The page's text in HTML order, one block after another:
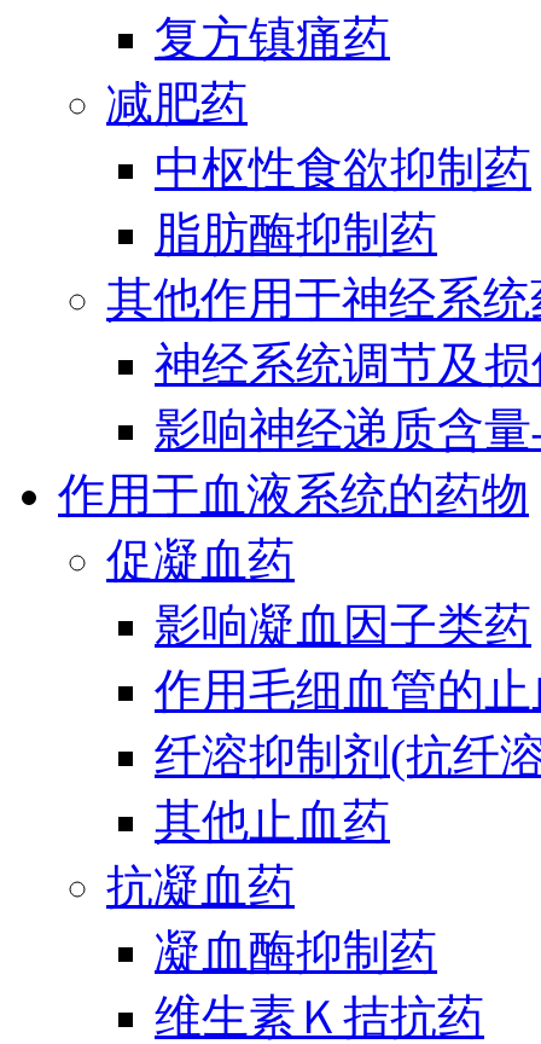
复方镇痛药
减肥药
中枢性食欲抑制药
脂肪酶抑制药
其他作用于神经系统
神经系统调节及
影响神经递质含
作用于血液系统的药物
促凝血药
影响凝血因子类药
作用毛细血管的
纤溶抑制剂(抗纤
其他止血药
抗凝血药
凝血酶抑制药
维生素Ｋ拮抗药